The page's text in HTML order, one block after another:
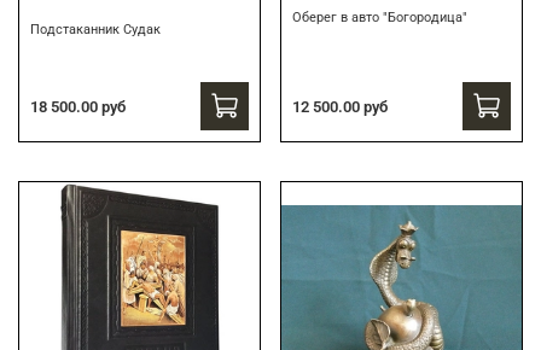
Подстаканник Судак
18 500.00 руб
Оберег в авто "Богородица"
12 500.00 руб